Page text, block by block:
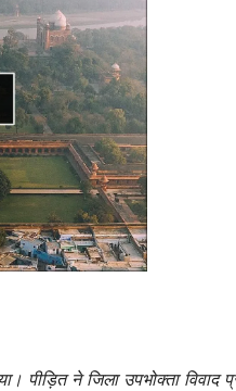
पीड़ित ने जिला उपभोक्ता विवाद